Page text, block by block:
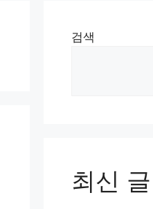
검색
최신 글